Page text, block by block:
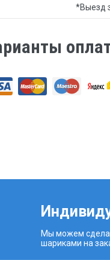
*Выезд
Мы можем
шариками на